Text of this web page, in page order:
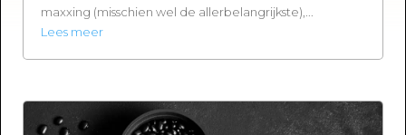
maxxing (misschien wel de allerbelangrijkste),...
Lees meer